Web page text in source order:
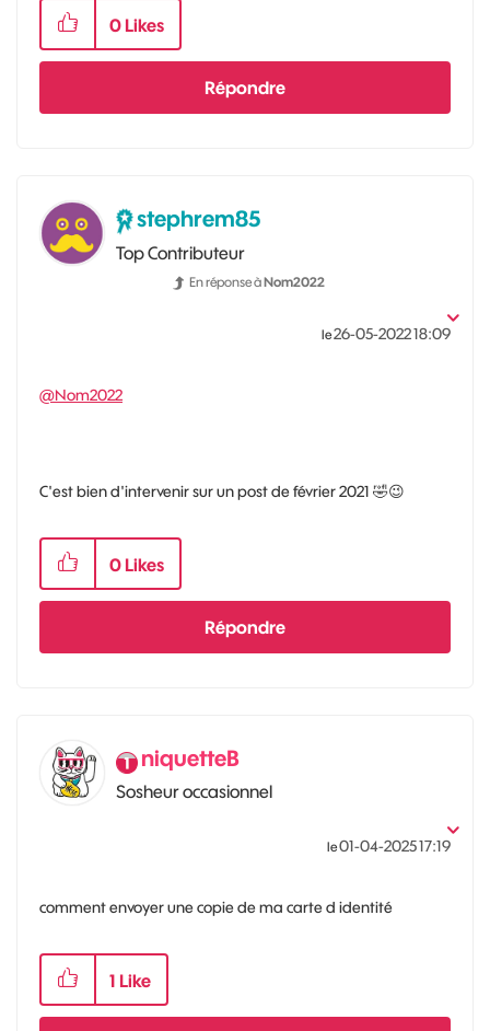
0 Likes
Répondre
stephrem85
Top Contributeur
En réponse àNom2022
le‎26-05-202218:09
@Nom2022
C'est bien d'intervenir sur un post de février 2021 🤣😉
0 Likes
Répondre
niquetteB
Sosheur occasionnel
le‎01-04-202517:19
comment envoyer une copie de ma carte d identité
1 Like